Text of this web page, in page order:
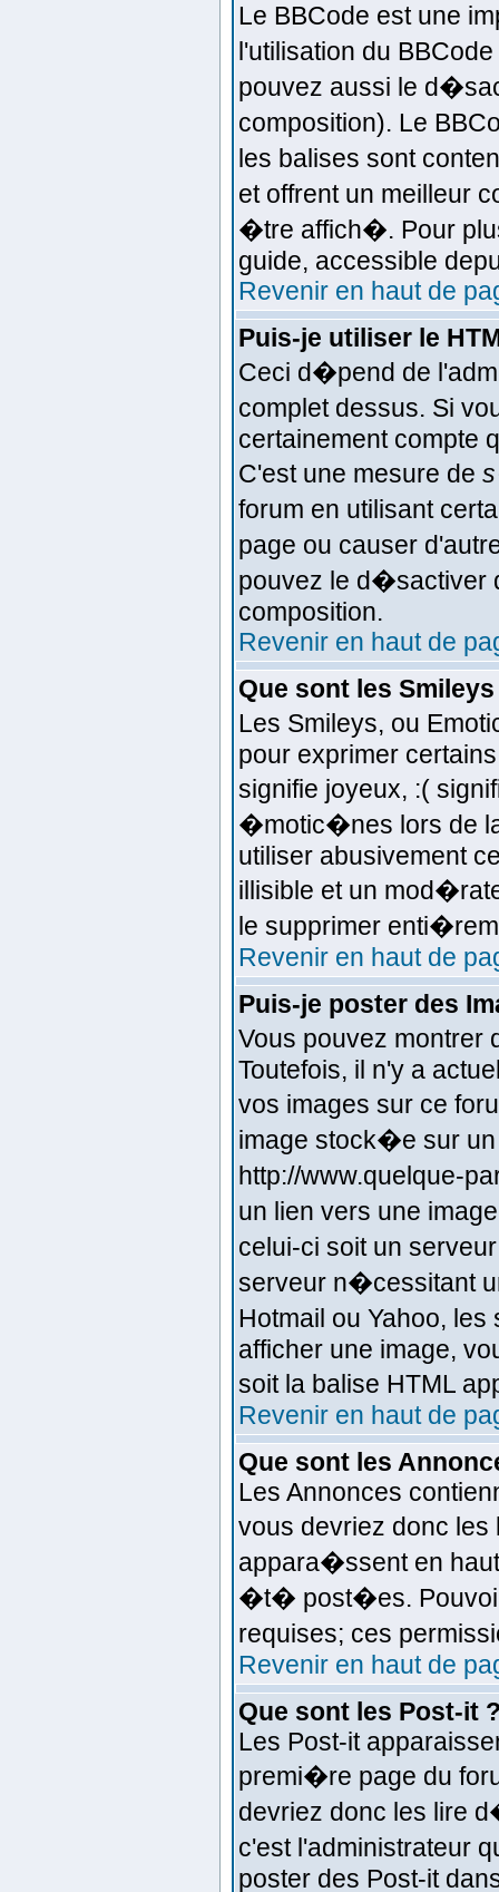
Le BBCode est une
l'utilisation du
pouvez aussi le
composition). Le
les balises sont
et offrent un meilleur
�tre affich�. Pour
guide, accessible
Revenir en haut de
Puis-je utiliser le
Ceci d�pend de
complet dessus. Si
certainement compte
C'est une mesure de
forum en utilisant
page ou causer
pouvez le d�sactiver
composition.
Revenir en haut de
Que sont les
Les Smileys, ou
pour exprimer
signifie joyeux, :(
�motic�nes lors de
utiliser abusivement
illisible et un
le supprimer
Revenir en haut de
Puis-je poster des
Vous pouvez
Toutefois, il n'y a
vos images sur ce
image stock�e sur
http://www.quelque-
un lien vers une
celui-ci soit un
serveur n�cessitant
Hotmail ou Yahoo,
afficher une image,
soit la balise HTML
Revenir en haut de
Que sont les
Les Annonces
vous devriez donc
appara�ssent en
�t� post�es.
requises; ces
Revenir en haut de
Que sont les Post-it
Les Post-it
premi�re page du
devriez donc les lire
c'est l'administrateur
poster des Post-it